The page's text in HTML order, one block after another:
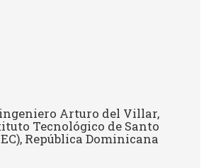
Arturo del Villar,
Tecnológico de Santo
República Dominicana